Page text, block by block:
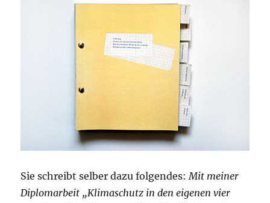
Sie schreibt selber dazu folgendes:Mit meiner
Diplomarbeit „Klimaschutz in den eigenen vier